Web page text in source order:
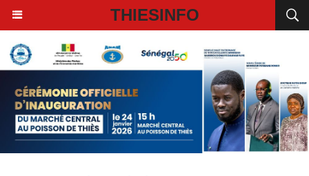
THIESINFO